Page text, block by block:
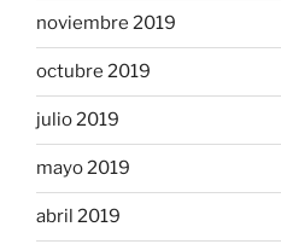
noviembre 2019
octubre 2019
julio 2019
mayo 2019
abril 2019